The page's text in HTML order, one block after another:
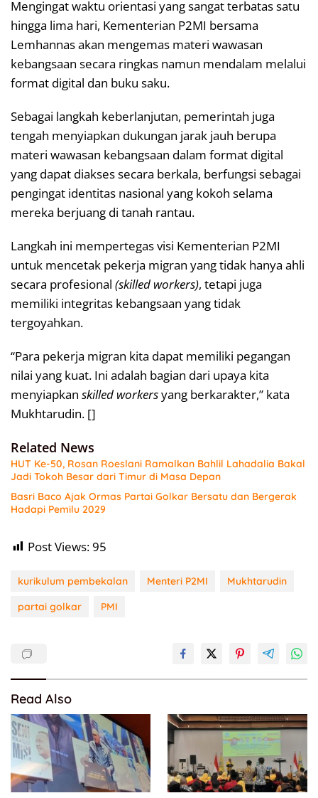
Mengingat waktu orientasi yang sangat terbatas satu
hingga lima hari, Kementerian P2MI bersama
Lemhannas akan mengemas materi wawasan
kebangsaan secara ringkas namun mendalam melalui
format digital dan buku saku.
Sebagai langkah keberlanjutan, pemerintah juga
tengah menyiapkan dukungan jarak jauh berupa
materi wawasan kebangsaan dalam format digital
yang dapat diakses secara berkala, berfungsi sebagai
pengingat identitas nasional yang kokoh selama
mereka berjuang di tanah rantau.
Langkah ini mempertegas visi Kementerian P2MI
untuk mencetak pekerja migran yang tidak hanya ahli
secara profesional (skilled workers), tetapi juga
memiliki integritas kebangsaan yang tidak
tergoyahkan.
“Para pekerja migran kita dapat memiliki pegangan
nilai yang kuat. Ini adalah bagian dari upaya kita
menyiapkan skilled workersyang berkarakter,” kata
Mukhtarudin. []
Related News
HUT Ke-50, Rosan Roeslani Ramalkan Bahlil Lahadalia Bakal
Jadi Tokoh Besar dari Timur di Masa Depan
Basri Baco Ajak Ormas Partai Golkar Bersatu dan Bergerak
Hadapi Pemilu 2029
Post Views:95
kurikulum pembekalan Menteri P2MI
Mukhtarudin
partai golkar
PMI
Read Also